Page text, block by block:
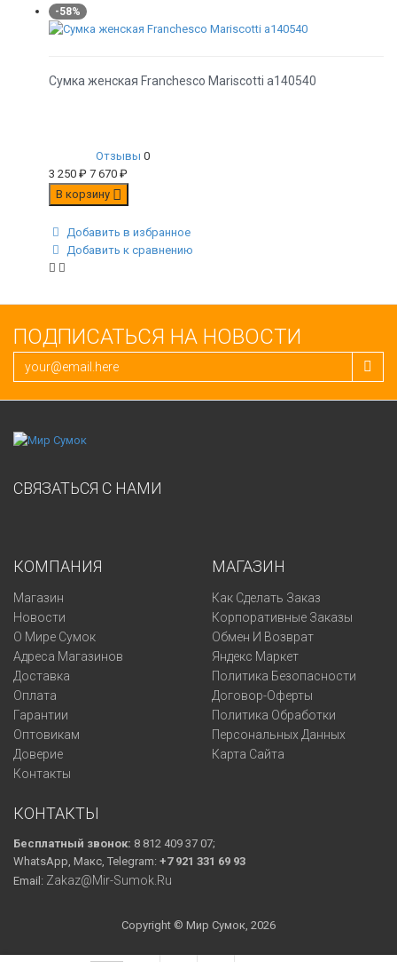
-58%
Сумка женская Franchesco Mariscotti а140540
Отзывы 0
3 250 ₽ 7 670 ₽
В корзину
Добавить в избранное
Добавить к сравнению
ПОДПИСАТЬСЯ НА НОВОСТИ
СВЯЗАТЬСЯ С НАМИ
КОМПАНИЯ
Магазин
Новости
О Мире Сумок
Адреса Магазинов
Доставка
Оплата
Гарантии
Оптовикам
Доверие
Контакты
МАГАЗИН
Как Сделать Заказ
Корпоративные Заказы
Обмен И Возврат
Яндекс Маркет
Политика Безопасности
Договор-Оферты
Политика Обработки
Персональных Данных
Карта Сайта
КОНТАКТЫ
Бесплатный звонок: 8 812 409 37 07;
WhatsApp, Макс, Telegram: +7 921 331 69 93
Email: Zakaz@mir-Sumok.ru
Copyright © Мир Сумок, 2026